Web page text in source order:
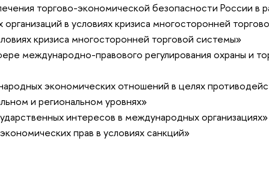
торгово-экономической безопасности России в
в условиях кризиса многосторонней
кризиса многосторонней торговой системы»
международно-правового регулирования охраны и
экономических отношений в целях
и региональном уровнях»
интересов в международных организациях»
прав в условиях санкций»